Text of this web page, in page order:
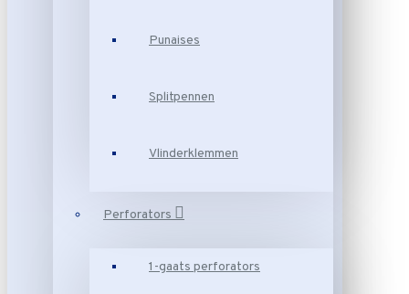
Punaises
Splitpennen
Vlinderklemmen
Perforators
1-gaats perforators